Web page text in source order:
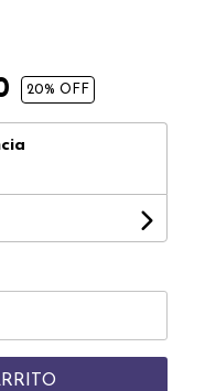
20% OFF